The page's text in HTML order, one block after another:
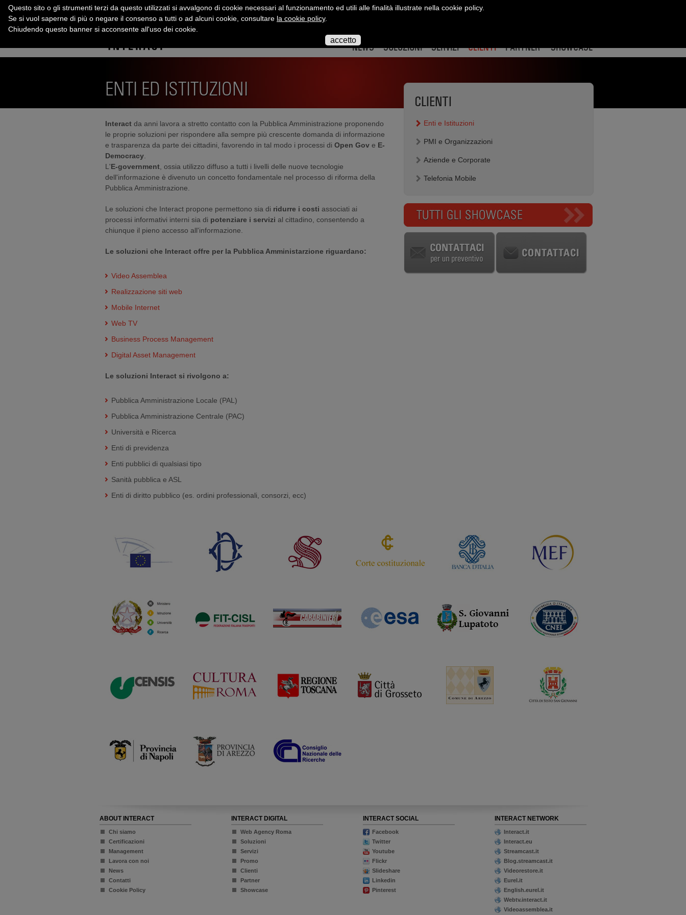
NEWS SOLUZIONI SERVIZI CLIENTI PARTNER SHOWCASE
ENTI ED ISTITUZIONI
Interact da anni lavora a stretto contatto con la Pubblica Amministrazione proponendo
le proprie soluzioni per rispondere alla sempre più crescente domanda di informazione
e trasparenza da parte dei cittadini, favorendo in tal modo i processi di Open Gov e E-
Democracy
L'E-government , ossia utilizzo diffuso a tutti i livelli delle nuove tecnologie
dell'informazione è divenuto un concetto fondamentale nel processo di riforma della
Pubblica Amministrazione.
Le soluzioni che Interact propone permettono sia di ridurre i costi associati ai
processi informativi interni sia di potenziare i servizi al cittadino, consentendo a
chiunque il pieno accesso all'informazione.
Le soluzioni che Interact offre per la Pubblica Amministarzione riguardano:
Video Assemblea
Realizzazione siti web
Mobile Internet
Web TV
Business Process Management
Digital Asset Management
Le soluzioni Interact si rivolgono a:
Pubblica Amministrazione Locale (PAL)
Pubblica Amministrazione Centrale (PAC)
Università e Ricerca
Enti di previdenza
Enti pubblici di qualsiasi tipo
Sanità pubblica e ASL
Enti di diritto pubblico (es. ordini professionali, consorzi, ecc)
CLIENTI
Enti e Istituzioni
PMI e Organizzazioni
Aziende e Corporate
Telefonia Mobile
ABOUT INTERACT
Chi siamo
Certificazioni
Management
Lavora con noi
News
Contatti
Cookie Policy
INTERACT DIGITAL
Web Agency Roma
Soluzioni
Servizi
Promo
Clienti
Partner
Showcase
INTERACT SOCIAL
Facebook
Twitter
Youtube
Flickr
Slideshare
Linkedin
Pinterest
INTERACT NETWORK
Interact.it
Interact.eu
Streamcast.it
Blog.streamcast.it
Videorestore.it
Eurel.it
English.eurel.it
Webtv.interact.it
Videoassemblea.it
Questo sito o gli strumenti terzi da questo utilizzati si avvalgono di cookie necessari al funzionamento ed utili alle finalità illustrate nella cookie policy.
Se si vuol saperne di più o negare il consenso a tutti o ad alcuni cookie, consultare la cookie policy.
Chiudendo questo banner si acconsente all'uso dei cookie.
accetto